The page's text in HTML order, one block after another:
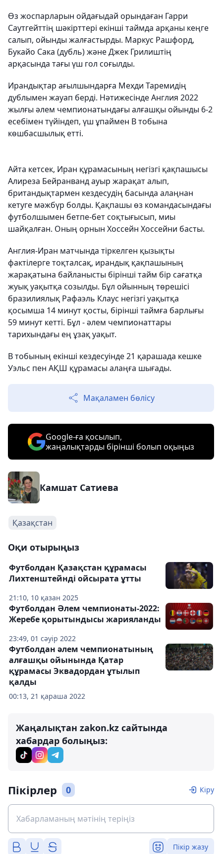
Өз жоспарларын ойдағыдай орындаған Гарри
Саутгейттің шәкірттері екінші таймда арқаны кеңге
салып, ойынды жалғастырды. Маркус Рашфорд,
Букайо Сака (дубль) және Джек Грилиштің
арқасында тағы үш гол соғылды.
Ирандықтар ағылшындарға Мехди Таремидің
дублымен жауап берді. Нәтижесінде Англия 2022
жылғы әлем чемпионатындағы алғашқы ойынды 6-2
есебімен түйіндеп, үш ұпаймен В тобына
көшбасшылық етті.
Айта кетсек, Иран құрамасының негізгі қақпашысы
Алиреза Бейранванд ауыр жарақат алып,
британдықтармен кездесудің басында алаңнан
кетуге мәжбүр болды. Қақпашы өз командасындағы
футболшымен бетпе-бет соқтығысып, миы
шайқалған. Оның орнын Хоссейн Хоссейни басты.
Англия-Иран матчында тіркелген қызықты
фактілерге тоқталсақ, ирандық қақпашының
жарақатына байланысты бірінші тайм бір сағатқа
жуық уақытқа созылды. Бұл ойынның төрешісі
бразилиялық Рафаэль Клаус негізгі уақытқа
қосымша 14 минут қосты, бірінші таймға барлығы
59 минут кетті. Бұл - әлем чемпионаттары
тарихындағы ең ұзақ уақыт.
В тобының екінші кездесуінде 21 қарашада кешке
Уэльс пен АҚШ құрамасы алаңға шығады.
Мақаламен бөлісу
Google-ға қосылып,
жаңалықтарды бірінші болып оқыңыз
Камшат Сатиева
Қазақстан
Оқи отырыңыз
21:10, 10 қазан 2025
Футболдан Қазақстан құрамасы
Лихтенштейнді ойсырата ұтты
23:49, 01 сәуір 2022
Футболдан Әлем чемпионаты-2022:
Жеребе қорытындысы жарияланды
00:13, 21 қараша 2022
Футболдан әлем чемпионатының
алғашқы ойынында Қатар
құрамасы Эквадордан ұтылып
қалды
Жаңалықтан zakon.kz сайтында
хабардар болыңыз:
Пікірлер 0 Кіру
Пікір жазу